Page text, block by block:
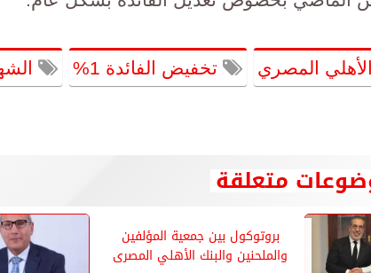
الأهلي المصري تخفيض الفائدة 1%
متعلقة
بروتوكول بين جمعية المؤلفين
والملحنين والبنك الأهلي المصرى